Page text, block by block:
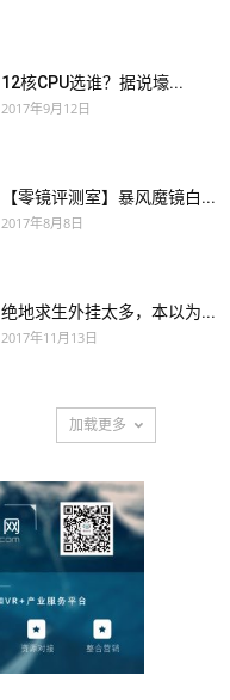
12核CPU选谁？据说壕...
2017年9月12日
【零镜评测室】暴风魔镜白...
2017年8月8日
绝地求生外挂太多，本以为...
2017年11月13日
加载更多